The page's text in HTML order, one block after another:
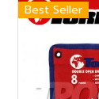
Best Seller